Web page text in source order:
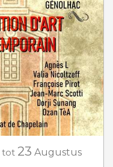
tot 23 Augustus